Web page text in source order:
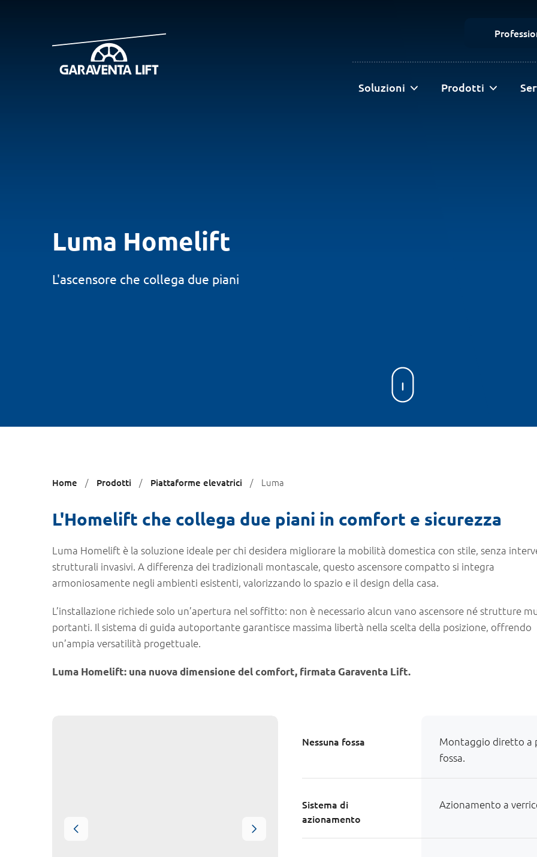
Soluzioni Prodotti
Luma Homelift
L'ascensore che collega due piani
Home Prodotti Piattaforme elevatrici Luma
L'Homelift che collega due piani in comfort e sicurezza
Luma Homelift è la soluzione ideale per chi desidera migliorare la mobilità domestica con stile, senza
strutturali invasivi. A differenza dei tradizionali montascale, questo ascensore compatto si integra
armoniosamente negli ambienti esistenti, valorizzando lo spazio e il design della casa.
L’installazione richiede solo un’apertura nel soffitto: non è necessario alcun vano ascensore né strutture
portanti. Il sistema di guida autoportante garantisce massima libertà nella scelta della posizione, offrendo
un’ampia versatilità progettuale.
Luma Homelift: una nuova dimensione del comfort, firmata Garaventa Lift.
Nessuna fossa
Montaggio diretto a
fossa.
Sistema di
azionamento
Azionamento a